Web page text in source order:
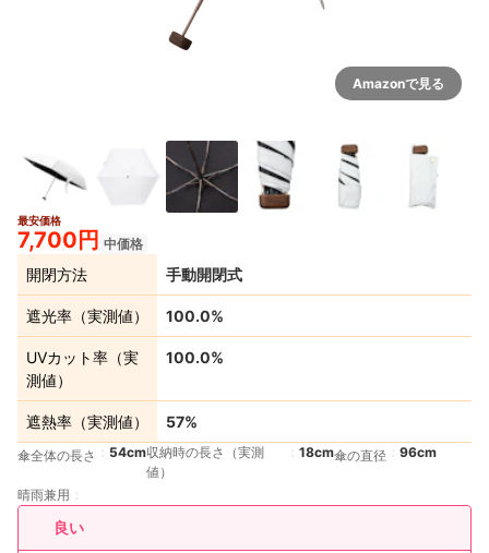
Amazonで見る
最安価格
7,700円 中価格
開閉方法 手動開閉式
遮光率（実測値） 100.0%
UVカット率（実
測値）
100.0%
遮熱率（実測値） 57%
傘全体の長さ 54cm収納時の長さ（実測
値）
18cm傘の直径 96cm
晴雨兼用
良い